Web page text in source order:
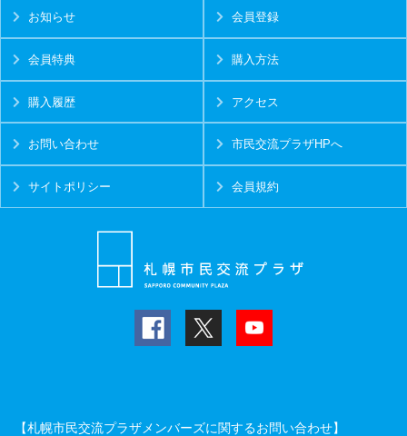
お知らせ 会員登録
会員特典 購入方法
購入履歴 アクセス
お問い合わせ 市民交流プラザHPへ
サイトポリシー 会員規約
【札幌市民交流プラザメンバーズに関するお問い合わせ】